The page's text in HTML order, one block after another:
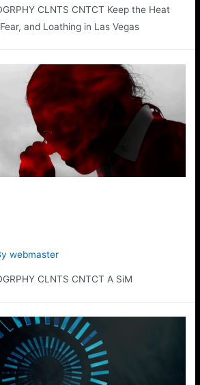
CLNTS CNTCT Keep the Heat
and Loathing in Las Vegas
webmaster
CLNTS CNTCT A SiM